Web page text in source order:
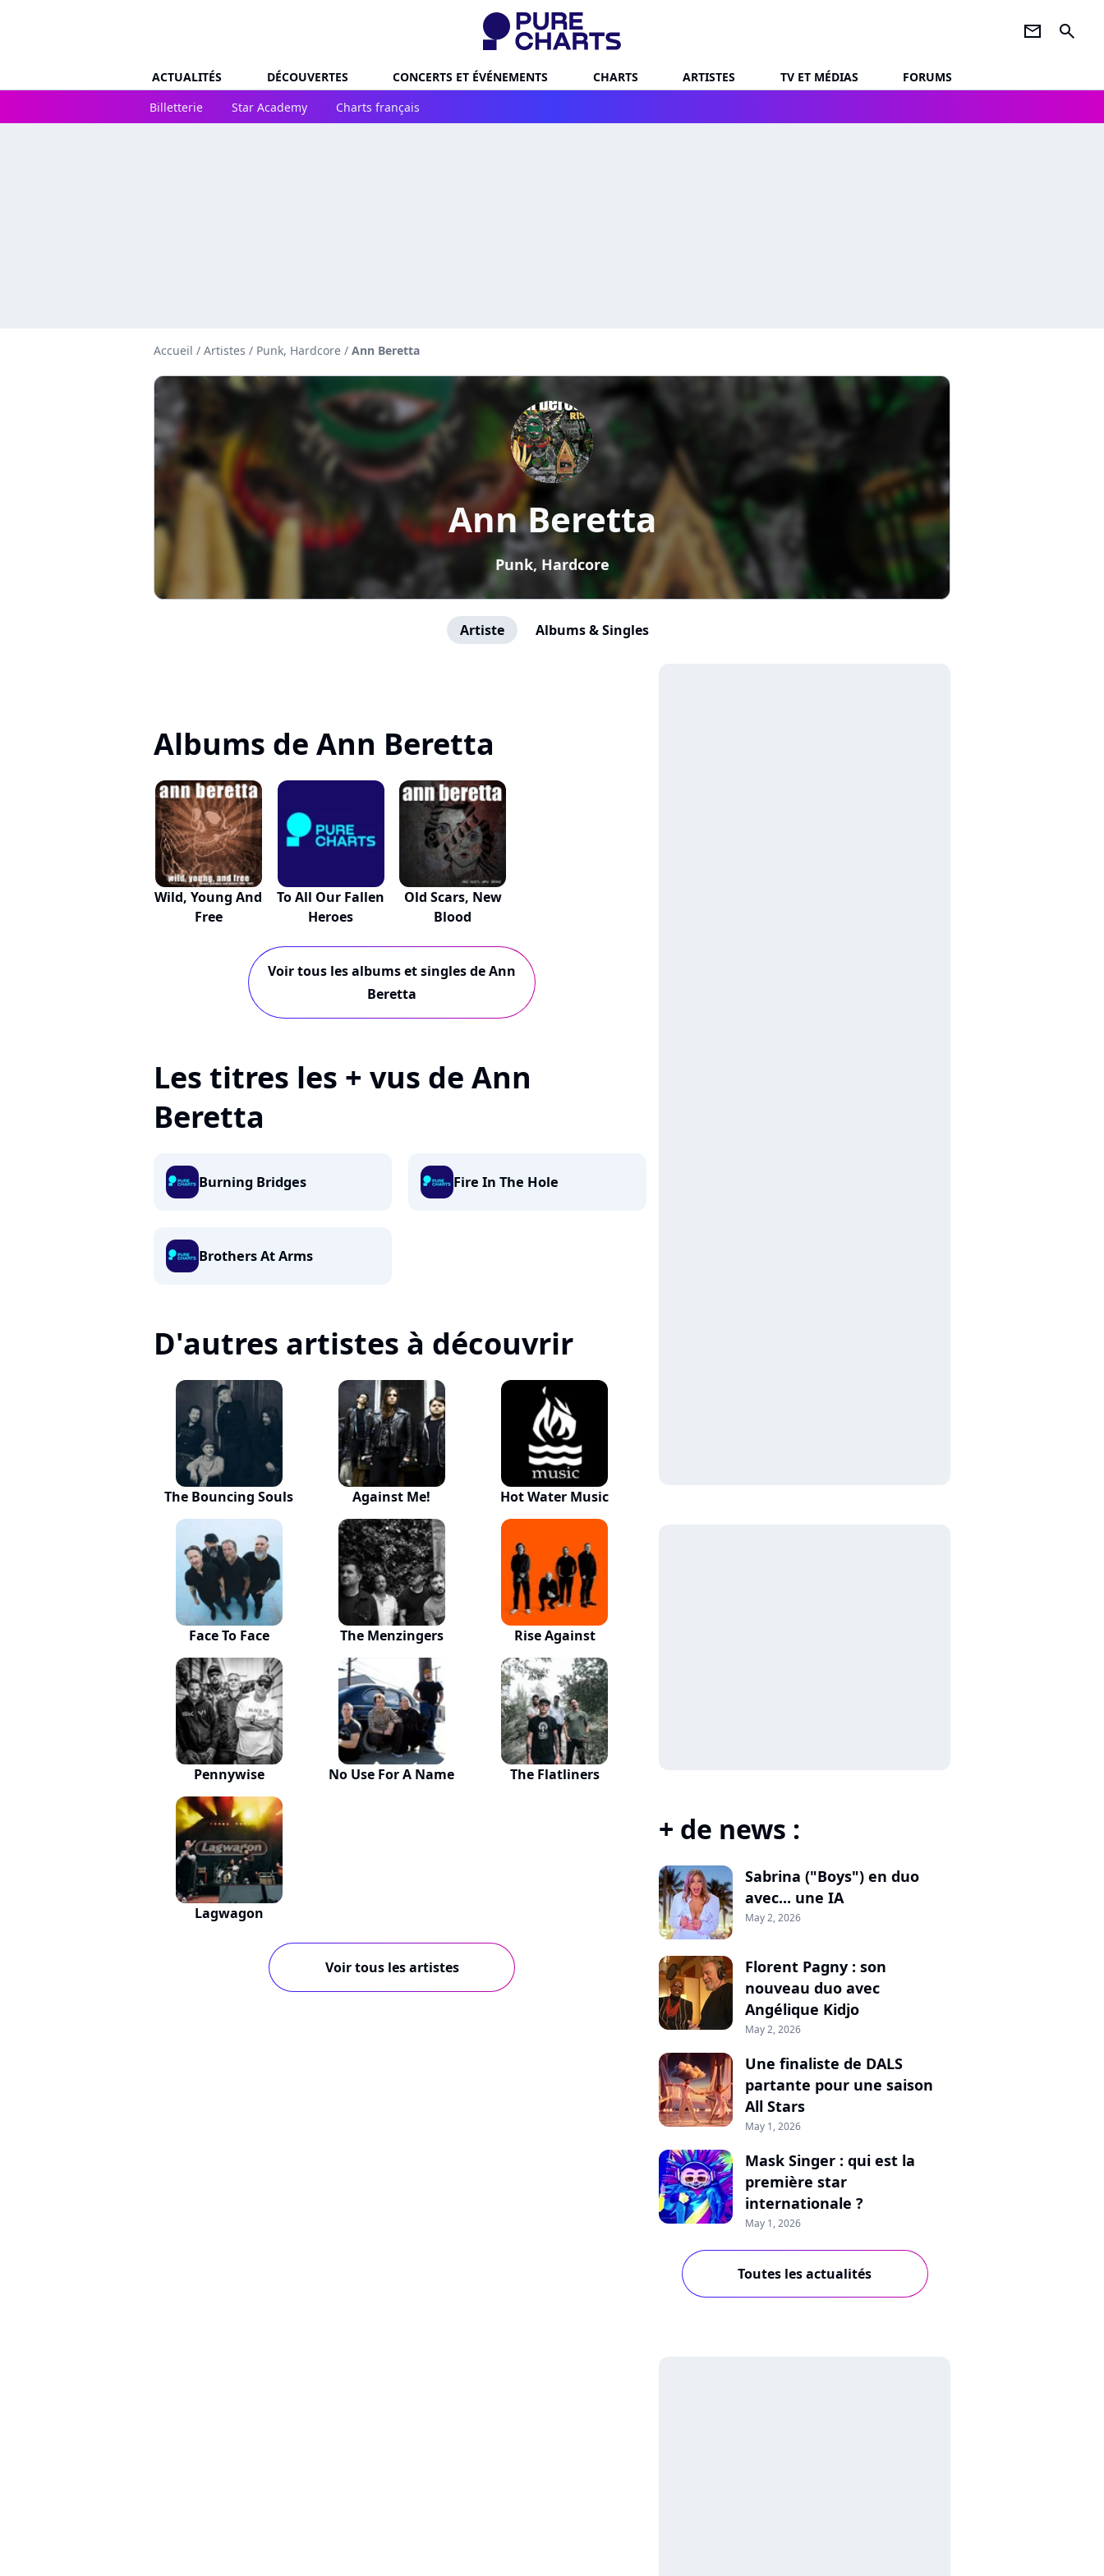
newsletter search
ACTUALITÉS DÉCOUVERTES CONCERTS ET ÉVÉNEMENTS CHARTS ARTISTES TV ET MÉDIAS
FORUMS
Billetterie
Star Academy Charts français
Accueil / Artistes / Punk, Hardcore / Ann Beretta
Ann Beretta
Punk, Hardcore
Artiste Albums & Singles
Albums de Ann Beretta
Wild, Young And
Free
To All Our Fallen
Heroes
Old Scars, New
Blood
Voir tous les albums et singles de Ann
Beretta
Les titres les + vus de Ann
Beretta
Burning Bridges Fire In The Hole
Brothers At Arms
D'autres artistes à découvrir
The Bouncing Souls Against Me! Hot Water Music
Face To Face The Menzingers Rise Against
Pennywise No Use For A Name The Flatliners
Lagwagon
Voir tous les artistes
+ de news :
Sabrina ("Boys") en duo
avec... une IA
May 2, 2026
Florent Pagny : son
nouveau duo avec
Angélique Kidjo
May 2, 2026
Une finaliste de DALS
partante pour une saison
All Stars
May 1, 2026
Mask Singer : qui est la
première star
internationale ?
May 1, 2026
Toutes les actualités